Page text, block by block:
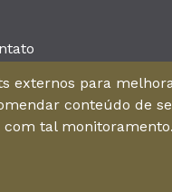
Moreira, No.
Ceará - Brasil - CEP
externos para
conteúdo de
com tal